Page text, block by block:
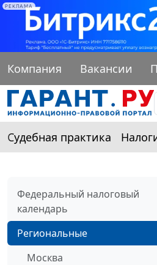
РЕКЛАМА
Компания Вакансии
Судебная практика
Федеральный налоговый
календарь
Региональные
Москва